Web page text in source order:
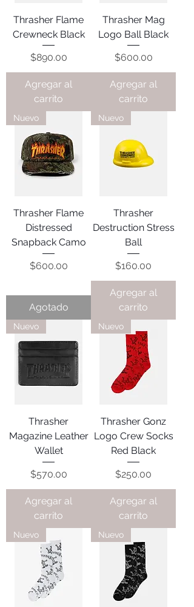
Thrasher Flame
Crewneck Black
Precio
$890.00
Agregar al
carrito
Thrasher Mag
Logo Ball Black
Precio
$600.00
Agregar al
carrito
Nuevo
Thrasher Flame
Distressed
Snapback Camo
Precio
$600.00
Agotado
Nuevo
Thrasher
Destruction Stress
Ball
Precio
$160.00
Agregar al
carrito
Nuevo
Thrasher
Magazine Leather
Wallet
Precio
$570.00
Agregar al
carrito
Nuevo
Thrasher Gonz
Logo Crew Socks
Red Black
Precio
$250.00
Agregar al
carrito
Nuevo Nuevo